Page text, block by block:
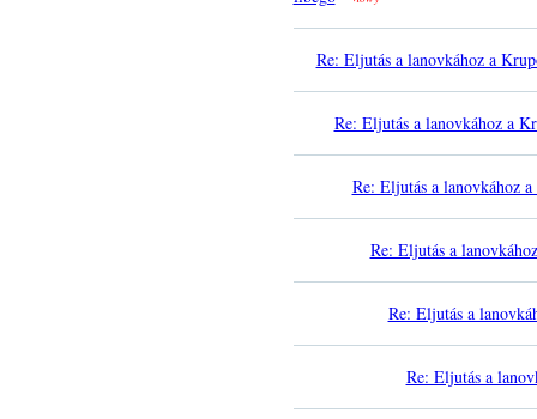
Re: Eljutás a lanovkához a
Re: Eljutás a lanovkához a
Re: Eljutás a lanovkához
Re: Eljutás a
Re: Eljutás a
Re: Eljutás a